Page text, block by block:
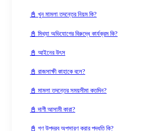
📓 খুন মামলা তদন্তের নিয়ম কি?
📓 মিথ্যা অভিযোগের বিরুদ্ধে কার্যক্রম কি?
📓 আইনের উৎস
📓 রাজসাক্ষী কাহাকে বলে?
📓 মামলা তদন্তের সময়সীমা কতদিন?
📓 দাগী আসামী কারা?
📓 গণ উপদ্রব অপসারণ করার পদ্ধতি কি?